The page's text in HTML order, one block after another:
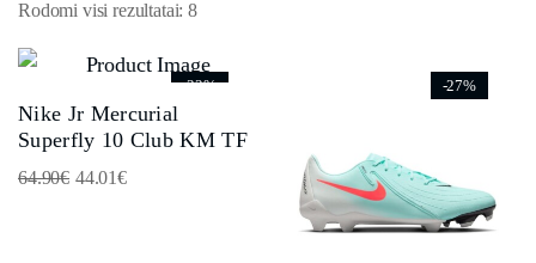
Rodomi visi rezultatai: 8
-32%
Nike Jr Mercurial
Superfly 10 Club KM TF
64.90€ 44.01€
-27%